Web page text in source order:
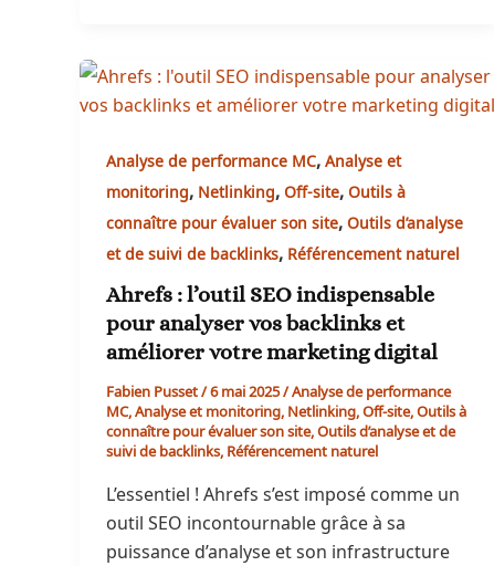
Analyse de performance MC,Analyse et
monitoring, Netlinking,Off-site,Outils à
connaître pour évaluer son site,Outils d’analyse
et de suivi de backlinks, Référencement naturel
Ahrefs : l’outil SEO indispensable
pour analyser vos backlinks et
améliorer votre marketing digital
Fabien Pusset/6 mai 2025/Analyse de performance
MC,Analyse et monitoring,Netlinking,Off-site,Outils à
connaître pour évaluer son site,Outils d’analyse et de
suivi de backlinks,Référencement naturel
L’essentiel ! Ahrefs s’est imposé comme un
outil SEO incontournable grâce à sa
puissance d’analyse et son infrastructure